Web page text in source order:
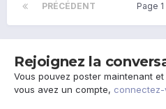
PRÉCÉDENT Page 1
Rejoignez la
Vous pouvez poster maintenant
vous avez un compte,